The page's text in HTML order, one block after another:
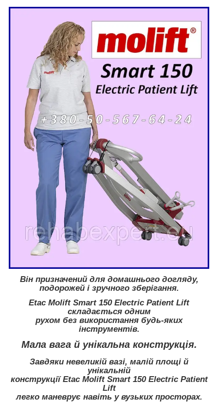
Він призначений для домашнього догляду,
подорожей і зручного зберігання.
Etac Molift Smart 150 Electric Patient Lift
складається одним
рухом без використання будь-яких
інструментів.
Мала вага й унікальна конструкція.
Завдяки невеликій вазі, малій площі й
унікальній
конструкціїEtac Molift Smart 150 Electric Patient
Lift
легко маневрує навіть у вузьких просторах.